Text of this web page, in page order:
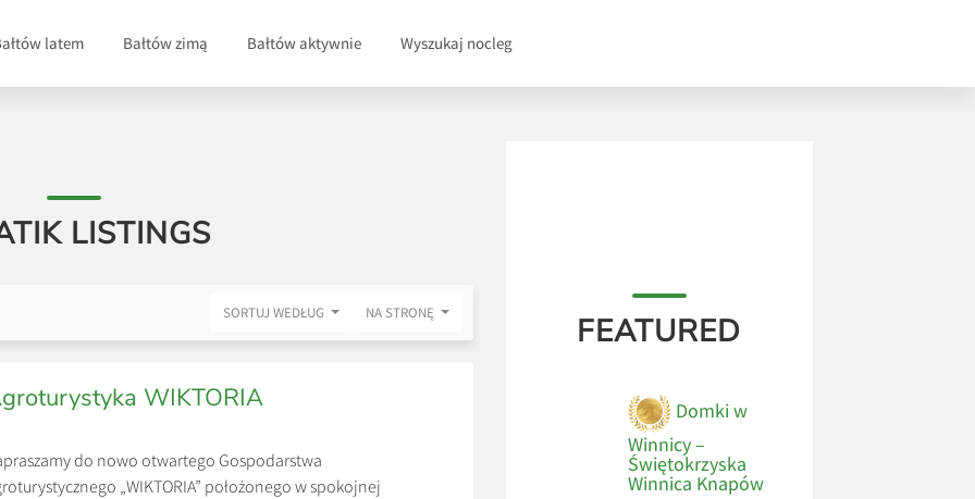
latem Bałtów zimą Bałtów aktywnie Wyszukaj nocleg
LISTINGS
SORTUJ WEDŁUG NA STRONĘ
WIKTORIA
do nowo otwartego Gospodarstwa
„WIKTORIA” położonego w spokojnej
FEATURED
Domki w
Winnicy –
Świętokrzyska
Winnica Knapów